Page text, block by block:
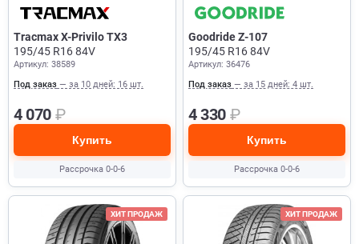
Tracmax X-Privilo TX3
195/45 R16 84V
Артикул: 38589
Под заказ — за 10 дней: 16 шт.
4 070 ₽
Купить
Рассрочка 0-0-6
Goodride Z-107
195/45 R16 84V
Артикул: 36476
Под заказ — за 15 дней: 4 шт.
4 330 ₽
Купить
Рассрочка 0-0-6
ХИТ ПРОДАЖ ХИТ ПРОДАЖ